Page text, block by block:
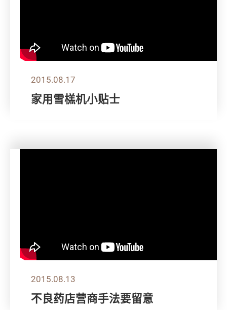
2015.08.17
家用雪榚机小贴士
2015.08.13
不良药店营商手法要留意